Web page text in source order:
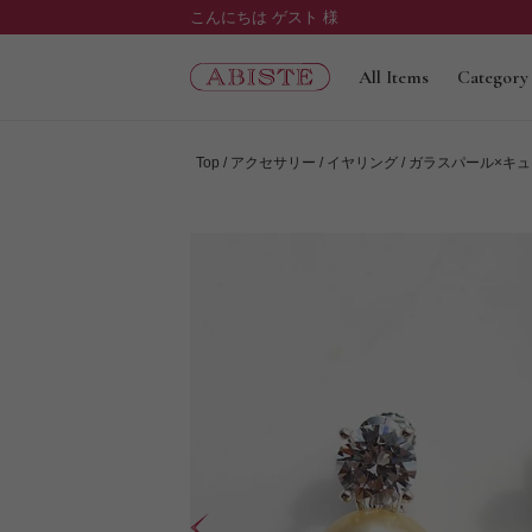
こんにちは ゲスト 様
All Items Category
Top アクセサリー イヤリング ガラスパール×キ